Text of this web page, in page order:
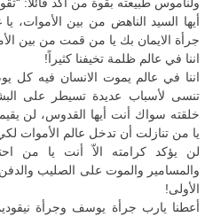
أيها السيد الناهض من بين الأموات،
جرأة الايمان بك يا من قمت من بين
اننا في عالم ظلمة تخيفنا كثيراً!
اننا في عالم يموت الانسان فيه كل
تنسى لأسباب عديدة تسيطر على
خلقته سواك أنت أيها القدوس، لن
يا من تنازلت أن تدخل عالم الأموات
لن يؤكد كرامته الاّ أنت يا من
والمسامير والموت على الصليب والدفن
الأولى!
أعطنا يارب جرأة يوسف وجرأة